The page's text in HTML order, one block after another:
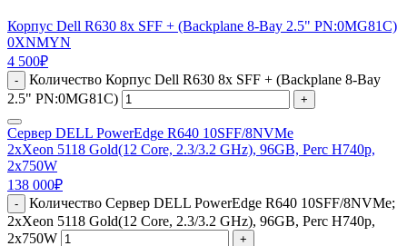
Корпус Dell R630 8x SFF + (Backplane 8-Bay 2.5" PN:0MG81C)
0XNMYN
4 500₽
-
Количество Корпус Dell R630 8x SFF + (Backplane 8-Bay
2.5" PN:0MG81C)
+
Сервер DELL PowerEdge R640 10SFF/8NVMe
2xXeon 5118 Gold(12 Core, 2.3/3.2 GHz), 96GB, Perc H740p,
2x750W
138 000₽
-
Количество Сервер DELL PowerEdge R640 10SFF/8NVMe;
2xXeon 5118 Gold(12 Core, 2.3/3.2 GHz), 96GB, Perc H740p,
2x750W
+